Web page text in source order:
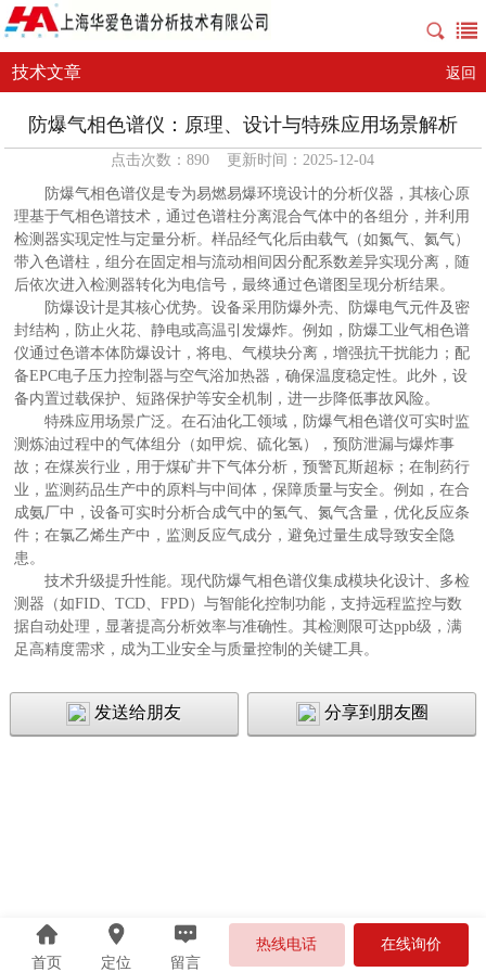
技术文章 返回
防爆气相色谱仪：原理、设计与特殊应用场景解析
点击次数：890 更新时间：2025-12-04
防爆气相色谱仪是专为易燃易爆环境设计的分析仪器，其核心原
理基于气相色谱技术，通过色谱柱分离混合气体中的各组分，并利用
检测器实现定性与定量分析。样品经气化后由载气（如氮气、氦气）
带入色谱柱，组分在固定相与流动相间因分配系数差异实现分离，随
后依次进入检测器转化为电信号，最终通过色谱图呈现分析结果。
防爆设计是其核心优势。设备采用防爆外壳、防爆电气元件及密
封结构，防止火花、静电或高温引发爆炸。例如，防爆工业气相色谱
仪通过色谱本体防爆设计，将电、气模块分离，增强抗干扰能力；配
备EPC电子压力控制器与空气浴加热器，确保温度稳定性。此外，设
备内置过载保护、短路保护等安全机制，进一步降低事故风险。
特殊应用场景广泛。在石油化工领域，防爆气相色谱仪可实时监
测炼油过程中的气体组分（如甲烷、硫化氢），预防泄漏与爆炸事
故；在煤炭行业，用于煤矿井下气体分析，预警瓦斯超标；在制药行
业，监测药品生产中的原料与中间体，保障质量与安全。例如，在合
成氨厂中，设备可实时分析合成气中的氢气、氮气含量，优化反应条
件；在氯乙烯生产中，监测反应气成分，避免过量生成导致安全隐
患。
技术升级提升性能。现代防爆气相色谱仪集成模块化设计、多检
测器（如FID、TCD、FPD）与智能化控制功能，支持远程监控与数
据自动处理，显著提高分析效率与准确性。其检测限可达ppb级，满
足高精度需求，成为工业安全与质量控制的关键工具。
发送给朋友 分享到朋友圈
首页 定位 留言
热线电话 在线询价